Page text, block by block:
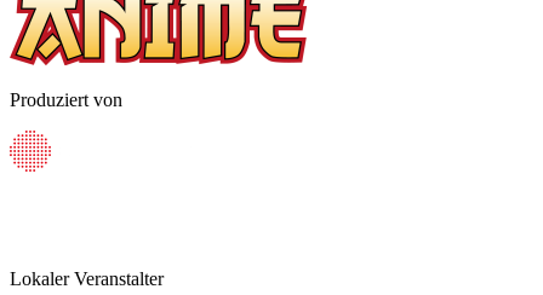
Produziert von
Lokaler Veranstalter